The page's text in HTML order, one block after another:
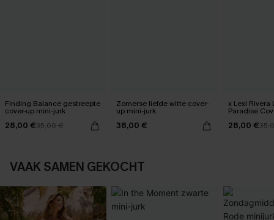
Finding Balance gestreepte
cover-up mini-jurk
28,00 €35,00 €
Zomerse liefde witte cover-
up mini-jurk
38,00 €
x Lexi Rivera
Paradise
28,00 €
VAAK SAMEN GEKOCHT